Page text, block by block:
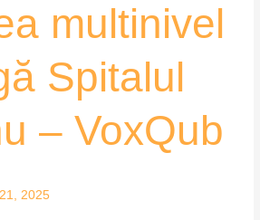
multinivel
Spitalul
– VoxQub
2025